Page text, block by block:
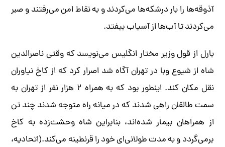
آذوقه‌ها را بار درشکه‌ها می‌کردند و به نقاط امن می‌رفتند و صبر
می‌کردند تا آب‌ها از آسیاب بیفتد.
بارل از قول وزیر مختار انگلیس می‌نویسد که وقتی ناصرالدین
شاه از شیوع وبا در تهران آگاه شد اصرار کرد که از کاخ نیاوران
نقل مکان کند. اینطور بود که به همراه ۲ هزار نفر از تهران به
سمت طالقان راهی شدند که در میانه راه متوجه شدند چند تن
از همراهان بیمار شده‌اند، بنابراین شاه وحشت‌زده به کاخ
برمی‌گردد و به مدت طولانی‌ای خود را قرنطینه می‌کند.(اتحادیه،